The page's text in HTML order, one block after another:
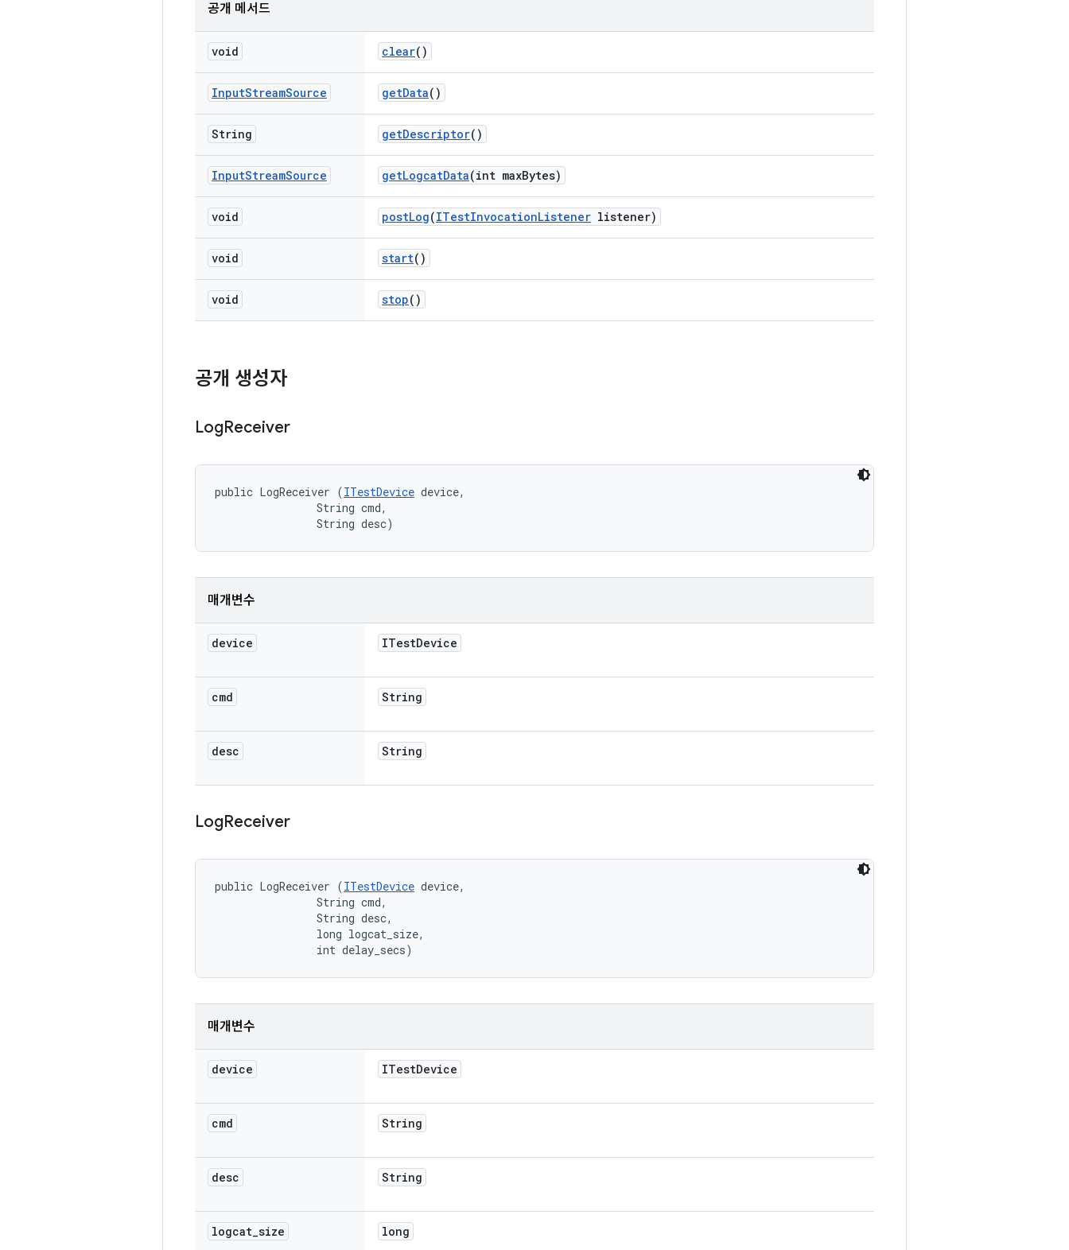
공개 메서드
void clear()
InputStreamSource getData()
String getDescriptor()
InputStreamSource getLogcatData(int maxBytes)
void postLog(ITestInvocationListener listener)
void start()
void stop()
공개 생성자
LogReceiver
public LogReceiver (ITestDevice device,
                String cmd,
                String desc)
매개변수
device ITestDevice
cmd String
desc String
LogReceiver
public LogReceiver (ITestDevice device,
                String cmd,
                String desc,
                long logcat_size,
                int delay_secs)
매개변수
device ITestDevice
cmd String
desc String
logcat_size long